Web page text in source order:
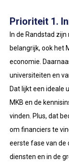
Prioriteit 1.
In de Randstad
belangrijk, ook het
economie.
universiteiten en
Dat lijkt een ideale
MKB en de
vinden. Plus, dat
om financiers te
eerste fase van de
diensten en in de